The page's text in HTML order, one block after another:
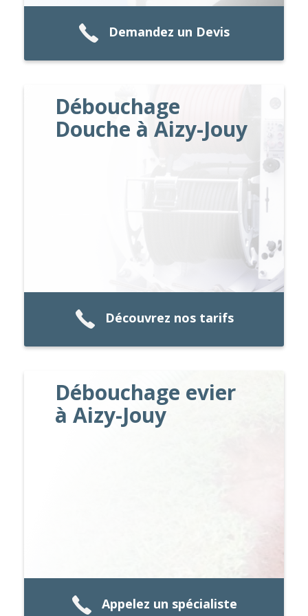
Demandez un Devis
Débouchage
Douche à Aizy-Jouy
Découvrez nos tarifs
Débouchage evier
à Aizy-Jouy
Appelez un spécialiste